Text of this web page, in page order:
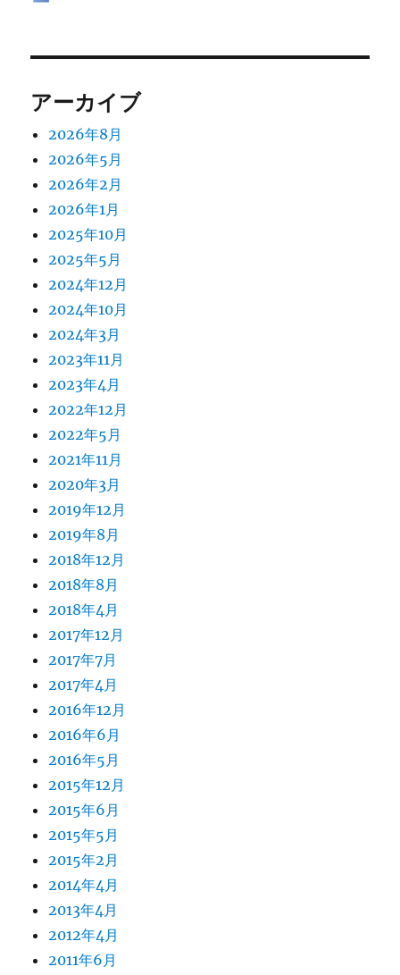
アーカイブ
2026年8月
2026年5月
2026年2月
2026年1月
2025年10月
2025年5月
2024年12月
2024年10月
2024年3月
2023年11月
2023年4月
2022年12月
2022年5月
2021年11月
2020年3月
2019年12月
2019年8月
2018年12月
2018年8月
2018年4月
2017年12月
2017年7月
2017年4月
2016年12月
2016年6月
2016年5月
2015年12月
2015年6月
2015年5月
2015年2月
2014年4月
2013年4月
2012年4月
2011年6月